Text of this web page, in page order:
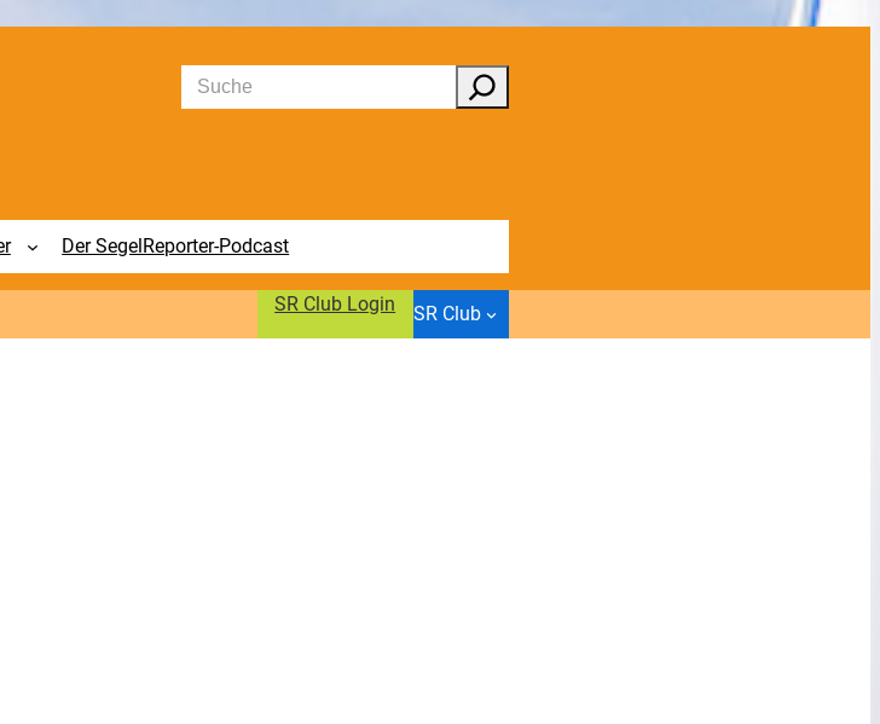
Suchen
Der SegelReporter-Podcast
SR Club Login SR Club